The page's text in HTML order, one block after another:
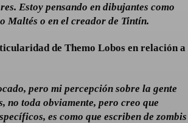
Estoy pensando en dibujantes como
Maltés o en el creador de Tintín.
de Themo Lobos en relación a
pero mi percepción sobre la gente
no toda obviamente, pero creo que
es como que escriben de zombis